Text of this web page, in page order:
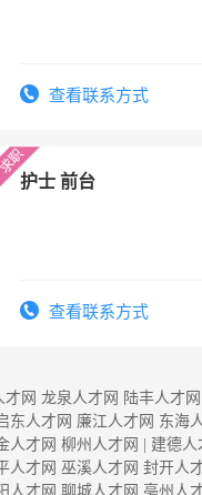
查看联系方式
护士 前台
查看联系方式
才网 龙泉人才网 陆丰人才网
东人才网 廉江人才网 东海
人才网 柳州人才网 建德人
人才网 巫溪人才网 封开人
人才网 聊城人才网 亳州人